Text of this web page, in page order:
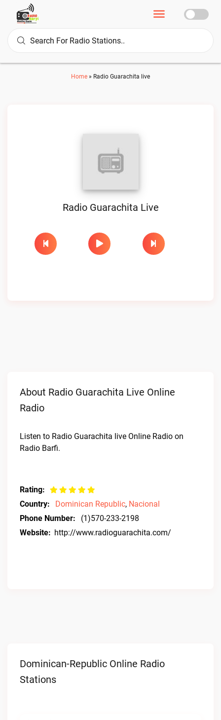
Home » Radio Guarachita live
Radio Guarachita Live
About Radio Guarachita Live Online
Radio
Listen to Radio Guarachita live Online Radio on
Radio Barfi.
Rating:
Country:
Dominican Republic, Nacional
Phone Number:
(1)570-233-2198
Website: http://www.radioguarachita.com/
Dominican-Republic Online Radio
Stations